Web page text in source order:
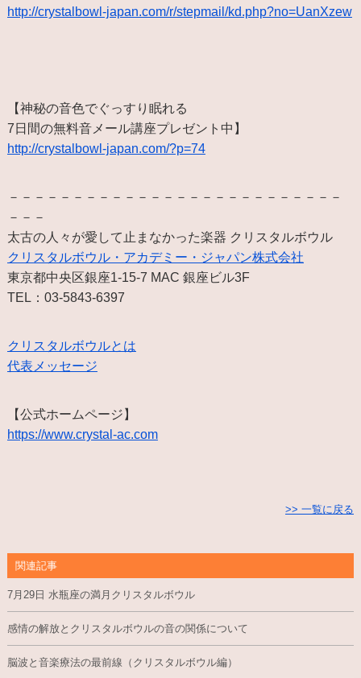
http://crystalbowl-japan.com/r/stepmail/kd.php?no=UanXzew
【神秘の音色でぐっすり眠れる
7日間の無料音メール講座プレゼント中】
http://crystalbowl-japan.com/?p=74
－－－－－－－－－－－－－－－－－－－－－－－－－－
－－－
太古の人々が愛して止まなかった楽器 クリスタルボウル
クリスタルボウル・アカデミー・ジャパン株式会社
東京都中央区銀座1-15-7 MAC 銀座ビル3F
TEL：03-5843-6397
クリスタルボウルとは
代表メッセージ
【公式ホームページ】
https://www.crystal-ac.com
>> 一覧に戻る
関連記事
7月29日 水瓶座の満月クリスタルボウル
感情の解放とクリスタルボウルの音の関係について
脳波と音楽療法の最前線（クリスタルボウル編）